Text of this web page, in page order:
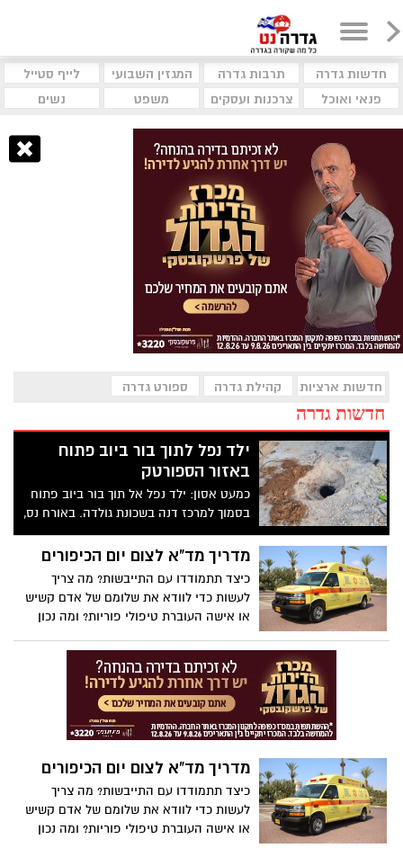
חדשות גדרה תרבות גדרה המגזין השבועי
לייף סטייל
פנאי ואוכל
צרכנות ועסקים משפט נשים
חדשות ארציות קהילת גדרה ספורט גדרה
חדשות גדרה
ילד נפל לתוך בור ביוב פתוח
באזור הספורטק
כמעט אסון: ילד נפל אל תוך בור ביוב פתוח
בסמוך למרכז דנה בשכונת גולדה. באורח נס,
האירוע הסתיים ללא פציעה משמעותית
מדריך מד"א לצום יום הכיפורים
כיצד תתמודדו עם התייבשות? מה צריך
לעשות כדי לוודא את שלומם של אדם קשיש
או אישה העוברת טיפולי פוריות? ומה נכון
בהיערכות גבוהה לקראת יום הכיפורים
ומגישים לציבור את המדריך המלא לצום בטוח
מדריך מד"א לצום יום הכיפורים
כיצד תתמודדו עם התייבשות? מה צריך
לעשות כדי לוודא את שלומם של אדם קשיש
או אישה העוברת טיפולי פוריות? ומה נכון